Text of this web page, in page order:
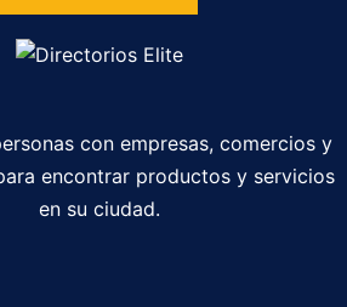
con empresas, comercios y
encontrar productos y servicios
en su ciudad.